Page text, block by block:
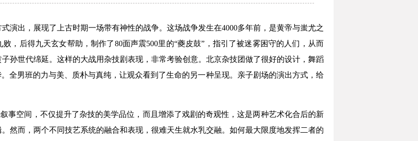
演出，展现了上古时期一场带有神性的战争。这场战争发生在4000多年前，是黄帝与蚩尤之
，后得九天玄女帮助，制作了80面声震500里的“夔皮鼓”，指引了被迷雾困守的人们，从而
孙世代绵延。这样的大战用杂技剧表现，非常考验创意。北京杂技团做了很好的设计，舞蹈
全男班的力与美、质朴与真纯，让观众看到了生命的另一种呈现。亲子剧场的演出方式，给
事空间，不仅提升了杂技的美学品位，而且增添了戏剧的奇观性，这是两种艺术化合后的新
然而，两个不同技艺系统的融合和表现，很难天生就水乳交融。如何最大限度地发挥二者的